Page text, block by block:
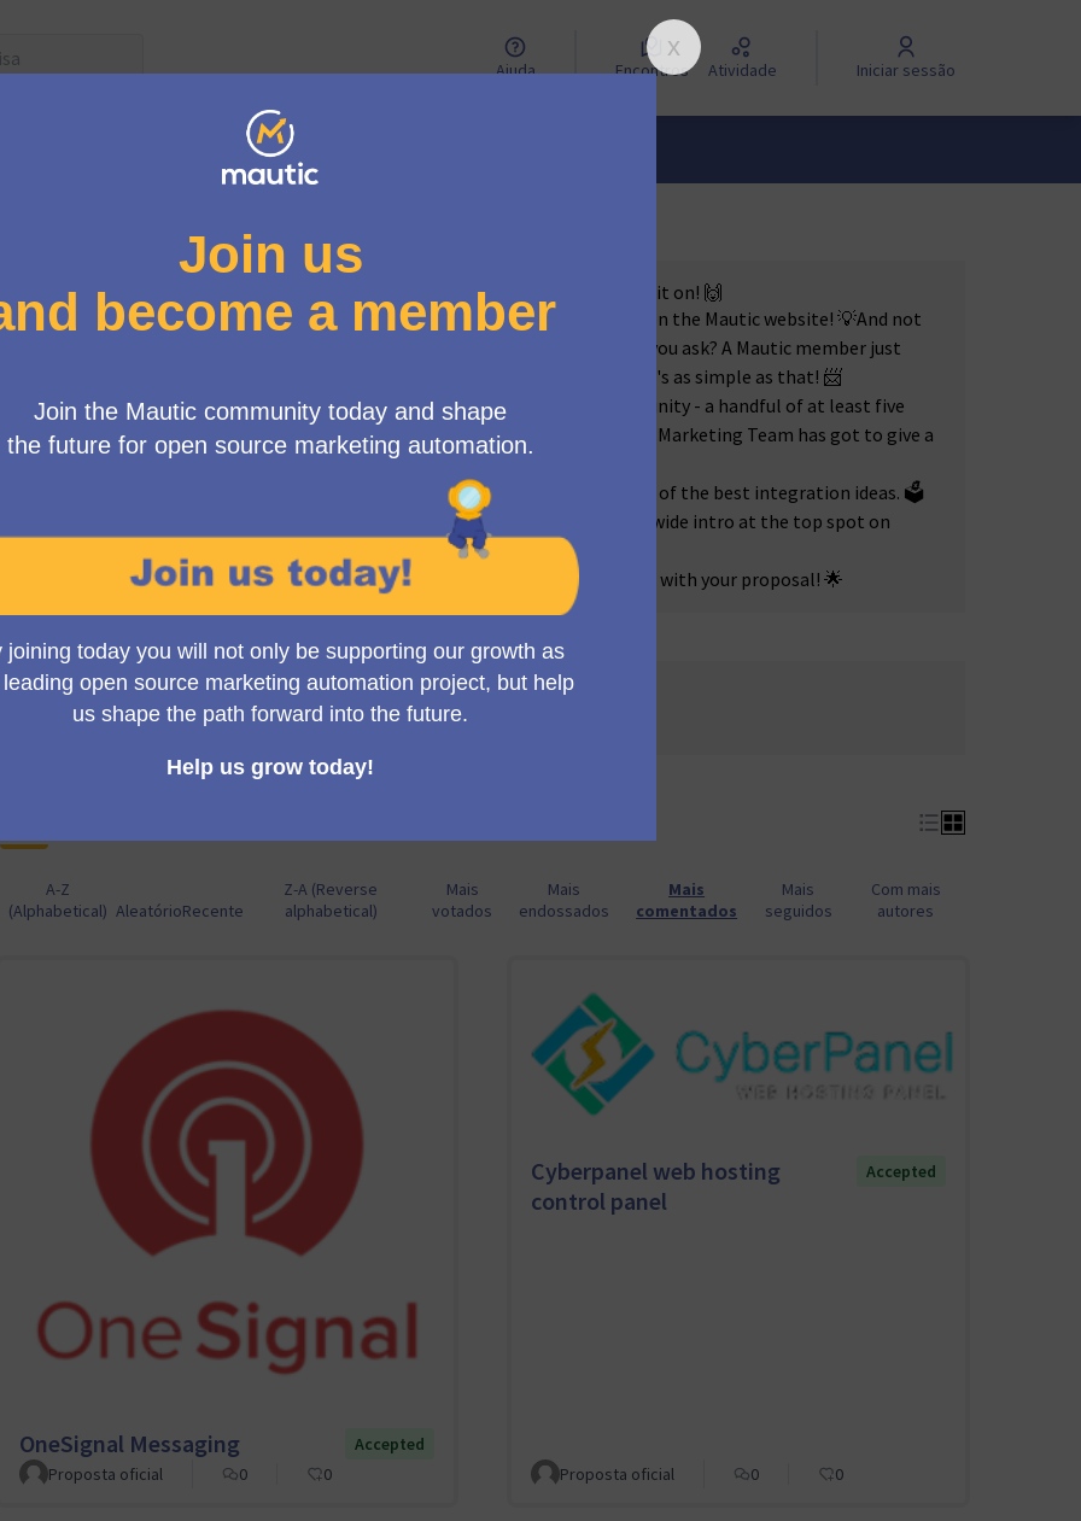
Ajuda Encontros Atividade Iniciar sessão
Got an Integration with Mautic and want to be listed on the directory? Bring it on! 🙌
Hey there, guess what? Your great integrations with Mautic can be featured on the Mautic website! 💡And not
just that, it might even make it to the Mautic website's homepage. 🏆 How, you ask? A Mautic member just
needs to propose an integration that you use or like, and let us do the rest. It's as simple as that! 📨
But hang on, your integration needs to find fans within our awesome community - a handful of at least five
members need to support it before we include it in the directory. 👥 Plus, our Marketing Team has got to give a
There's more! Every three months, we all come together to vote up the best of the best integration ideas. 🗳️
The top three favourites not only get bragging rights but also a fancy worldwide intro at the top spot on
mautic.org's homepage. Trust us, it doesn't get bigger than this! 🚀
So, what are you waiting for? Let's make Mautic better, together. It all starts with your proposal! 🌟
A votação está sujeita às seguintes regras:
Para serem aceitos, as propostas precisam chegar aos apoios 5
A-Z
(Alphabetical) AleatórioRecente
Z-A (Reverse
alphabetical)
Mais
votados
Mais
endossados
Mais
comentados
Mais
seguidos
Com mais
autores
OneSignal Messaging
Accepted
Proposta oficial
0 0
Cyberpanel web hosting
control panel
Accepted
Proposta oficial 0 0